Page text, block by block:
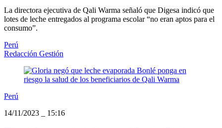
La directora ejecutiva de Qali Warma señaló que Digesa indicó que
lotes de leche entregados al programa escolar “no eran aptos para el
consumo”.
Perú
Redacción Gestión
Perú
14/11/2023
15:16